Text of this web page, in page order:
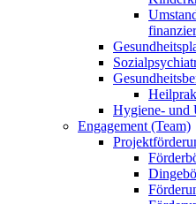
Hygiene- und
Engagement (Team)